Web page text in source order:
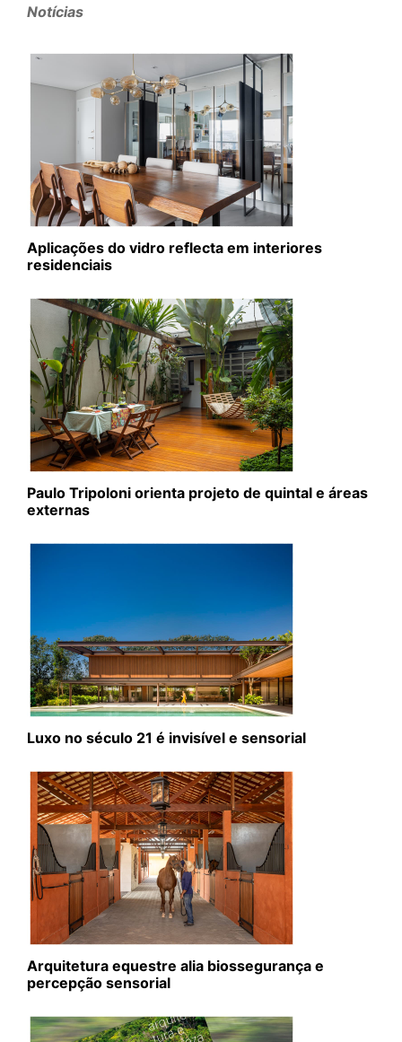
Notícias
Aplicações do vidro reflecta em interiores
residenciais
Paulo Tripoloni orienta projeto de quintal e áreas
externas
Luxo no século 21 é invisível e sensorial
Arquitetura equestre alia biossegurança e
percepção sensorial